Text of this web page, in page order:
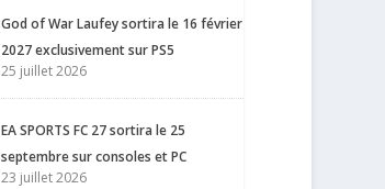
God of War Laufey sortira le 16 février
2027 exclusivement sur PS5
25 juillet 2026
EA SPORTS FC 27 sortira le 25
septembre sur consoles et PC
23 juillet 2026